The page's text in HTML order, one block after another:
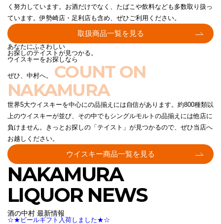
く努力しています。お酒だけでなく、たばこや飲料なども多数取り扱っ
ています。伊勢崎店・足利店も含め、ぜひご利用ください。
取扱商品一覧を見る
あなたにふさわしい
お探しのテイストが見つかる。
ウイスキーをお探しなら
ぜひ、中村へ。 COUNT ON
NAKAMURA
世界5大ウイスキーを中心にの品揃えには自信があります。約800種類以
上のウイスキーが並び、その中でもシングルモルトの品揃えには他店に
負けません。きっとお探しの「テイスト」が見つかるので、ぜひ当店へ
お越しください。
ウイスキー商品一覧を見る
NAKAMURA
LIQUOR NEWS
酒の中村 最新情報
☆★ビールギフト入荷しました★☆